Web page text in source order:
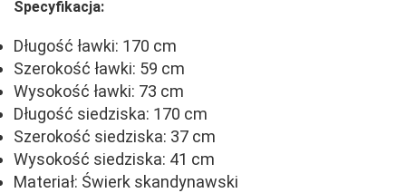
Specyfikacja:
Długość ławki: 170 cm
Szerokość ławki: 59 cm
Wysokość ławki: 73 cm
Długość siedziska: 170 cm
Szerokość siedziska: 37 cm
Wysokość siedziska: 41 cm
Materiał: Świerk skandynawski